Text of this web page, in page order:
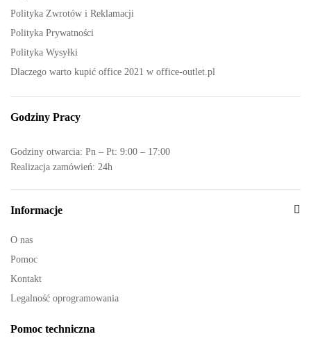
Polityka Zwrotów i Reklamacji
Polityka Prywatności
Polityka Wysyłki
Dlaczego warto kupić office 2021 w office-outlet.pl
Godziny Pracy
Godziny otwarcia: Pn – Pt: 9:00 – 17:00
Realizacja zamówień: 24h
Informacje
O nas
Pomoc
Kontakt
Legalność oprogramowania
Pomoc techniczna